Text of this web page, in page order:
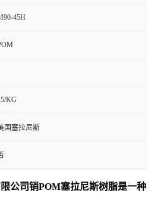
45H
KG
国塞拉尼斯
公司销POM塞拉尼斯树脂是一种